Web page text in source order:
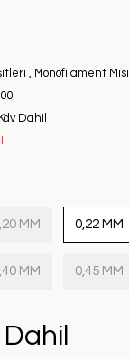
, Monofilament
Dahil
MM 0,22 MM
MM 0,45 MM